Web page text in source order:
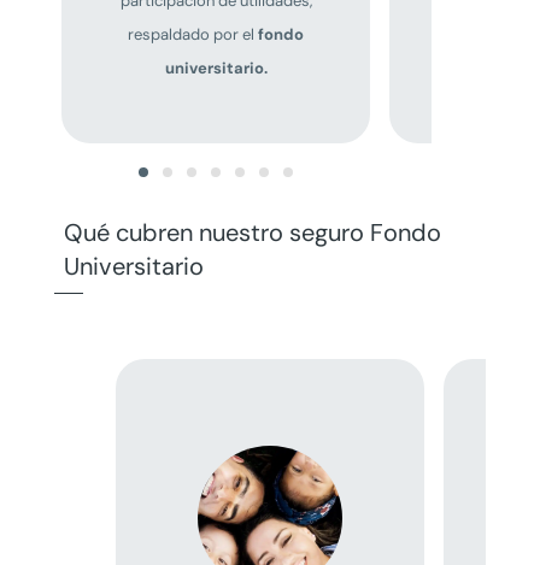
respaldado por el fondo
universitario.
Qué cubren nuestro seguro Fondo
Universitario